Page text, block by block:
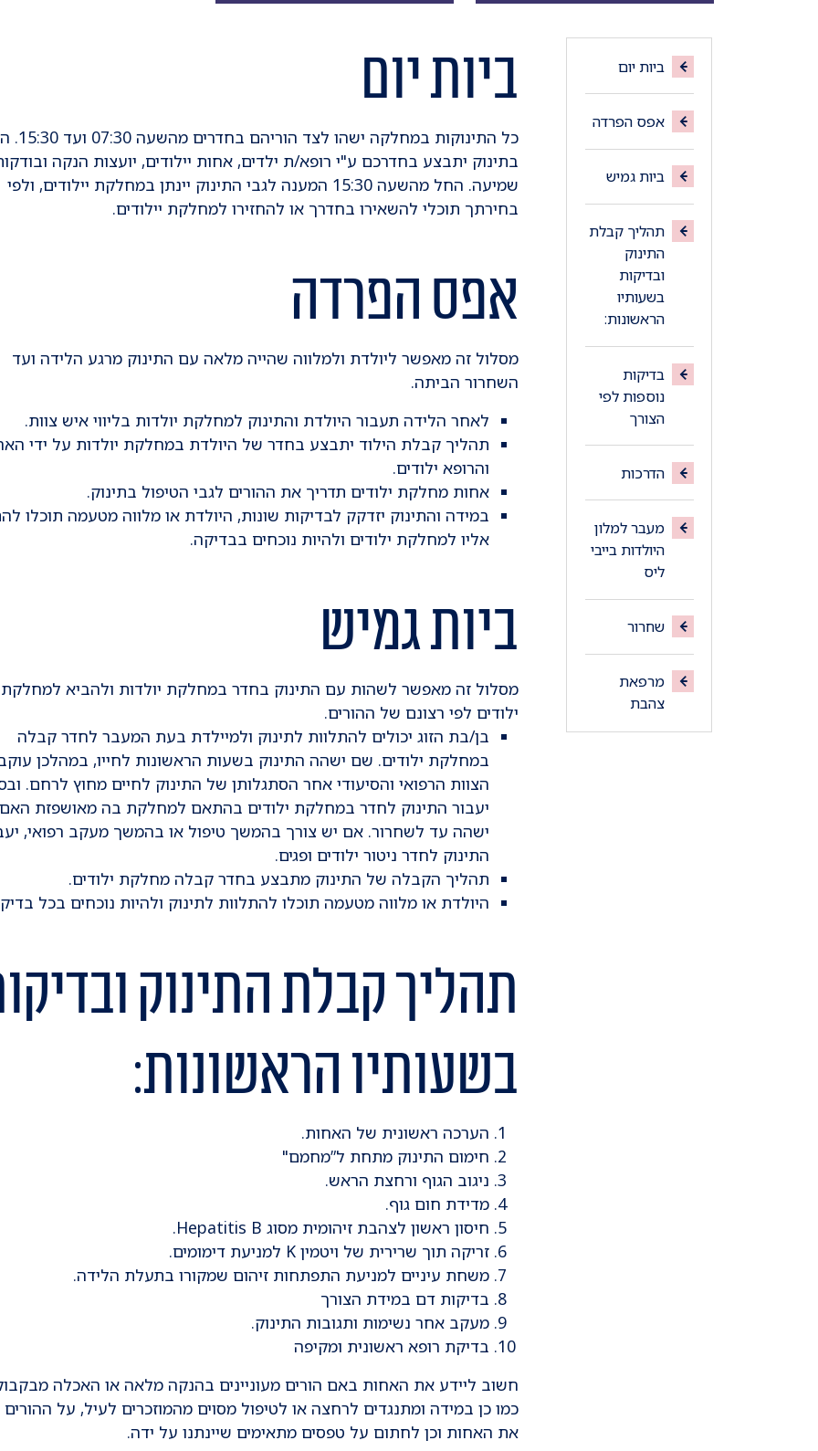
ביות יום
אפס הפרדה
ביות גמיש
תהליך קבלת
התינוק
ובדיקות
בשעותיו
הראשונות:
בדיקות
נוספות לפי
הצורך
הדרכות
מעבר למלון
היולדות בייבי
ליס
שחרור
מרפאת
צהבת
ביות יום
כל התינוקות
בתינוק יתבצע בחדרכם ע"י רופא/ת ילדים, אחות יילודים, יועצות הנקה
שמיעה. החל מהשעה 15:30 המענה לגבי התינוק יינתן במחלקת יילודים, ולפי
בחירתך תוכלי להשאירו בחדרך או להחזירו למחלקת יילודים.
אפס הפרדה
מסלול זה מאפשר ליולדת ולמלווה שהייה מלאה עם התינוק מרגע הלידה ועד
השחרור הביתה.
לאחר הלידה תעבור היולדת והתינוק למחלקת יולדות בליווי איש צוות.
תהליך קבלת הילוד יתבצע בחדר של היולדת במחלקת יולדות על ידי
והרופא ילודים.
אחות מחלקת ילודים תדריך את ההורים לגבי הטיפול בתינוק.
במידה והתינוק יזדקק לבדיקות שונות, היולדת או מלווה מטעמה תוכלו
אליו למחלקת ילודים ולהיות נוכחים בבדיקה.
ביות גמיש
מסלול זה מאפשר לשהות עם התינוק בחדר במחלקת יולדות ולהביא למחלקת
ילודים לפי רצונם של ההורים.
בן/בת הזוג יכולים להתלוות לתינוק ולמיילדת בעת המעבר לחדר קבלה
במחלקת ילודים. שם ישהה התינוק בשעות הראשונות לחייו, במהלכן
הצוות הרפואי והסיעודי אחר הסתגלותן של התינוק לחיים מחוץ לרחם.
יעבור התינוק לחדר במחלקת ילודים בהתאם למחלקת בה מאושפזת
ישהה עד לשחרור. אם יש צורך בהמשך טיפול או בהמשך מעקב רפואי,
התינוק לחדר ניטור ילודים ופגים.
תהליך הקבלה של התינוק מתבצע בחדר קבלה מחלקת ילודים.
היולדת או מלווה מטעמה תוכלו להתלוות לתינוק ולהיות נוכחים בכל
תהליך קבלת התינוק
בשעותיו הראשונות:
הערכה ראשונית של האחות.
חימום התינוק מתחת ל”מחמם"
ניגוב הגוף ורחצת הראש.
מדידת חום גוף.
חיסון ראשון לצהבת זיהומית מסוג Hepatitis B.
זריקה תוך שרירית של ויטמין K למניעת דימומים.
משחת עיניים למניעת התפתחות זיהום שמקורו בתעלת הלידה.
בדיקות דם במידת הצורך
מעקב אחר נשימות ותגובות התינוק.
בדיקת רופא ראשונית ומקיפה
חשוב ליידע את האחות באם הורים מעוניינים בהנקה מלאה או האכלה
כמו כן במידה ומתנגדים לרחצה או לטיפול מסוים מהמוזכרים לעיל, על ההורים
את האחות וכן לחתום על טפסים מתאימים שיינתנו על ידה.